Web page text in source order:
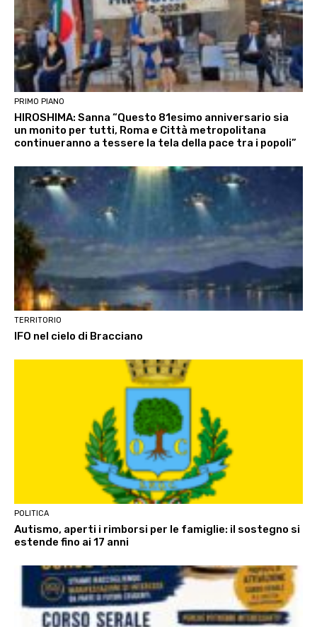
PRIMO PIANO
HIROSHIMA: Sanna “Questo 81esimo anniversario sia
un monito per tutti, Roma e Città metropolitana
continueranno a tessere la tela della pace tra i popoli”
TERRITORIO
IFO nel cielo di Bracciano
POLITICA
Autismo, aperti i rimborsi per le famiglie: il sostegno si
estende fino ai 17 anni